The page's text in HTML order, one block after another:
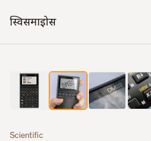
स्विसमाइक्रोस
Scientific